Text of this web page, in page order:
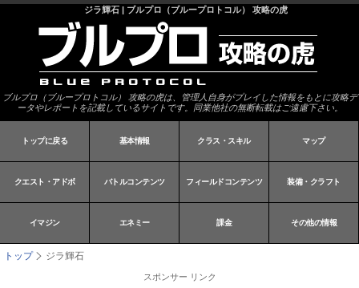
ジラ輝石 | ブルプロ（ブループロトコル） 攻略の虎
ブルプロ（ブループロトコル） 攻略の虎は、管理人自身がプレイした情報をもとに攻略デ
ータやレポートを記載しているサイトです。同業他社の無断転載はご遠慮下さい。
トップに戻る 基本情報 クラス・スキル マップ
クエスト・アドボ バトルコンテンツ フィールドコンテンツ 装備・クラフト
イマジン エネミー 課金 その他の情報
トップ ジラ輝石
スポンサー リンク